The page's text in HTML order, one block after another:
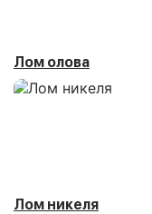
Лом олова
Лом никеля